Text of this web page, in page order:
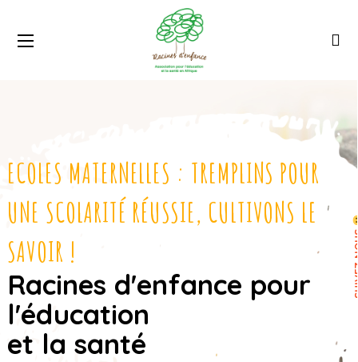
Racines d'enfance pour
l'éducation
et la santé
ECOLES MATERNELLES : TREMPLINS POUR
UNE SCOLARITÉ RÉUSSIE, CULTIVONS LE
SAVOIR !